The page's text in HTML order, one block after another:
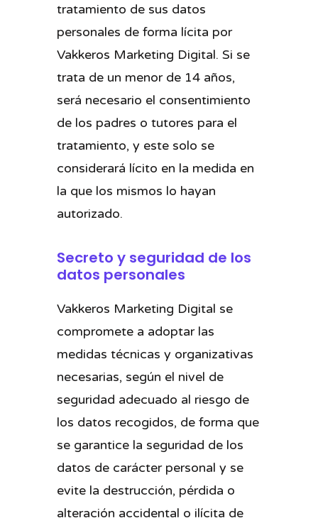
tratamiento de sus datos
personales de forma lícita por
Vakkeros Marketing Digital. Si se
trata de un menor de 14 años,
será necesario el consentimiento
de los padres o tutores para el
tratamiento, y este solo se
considerará lícito en la medida en
la que los mismos lo hayan
autorizado.
Secreto y seguridad de los
datos personales
Vakkeros Marketing Digital se
compromete a adoptar las
medidas técnicas y organizativas
necesarias, según el nivel de
seguridad adecuado al riesgo de
los datos recogidos, de forma que
se garantice la seguridad de los
datos de carácter personal y se
evite la destrucción, pérdida o
alteración accidental o ilícita de